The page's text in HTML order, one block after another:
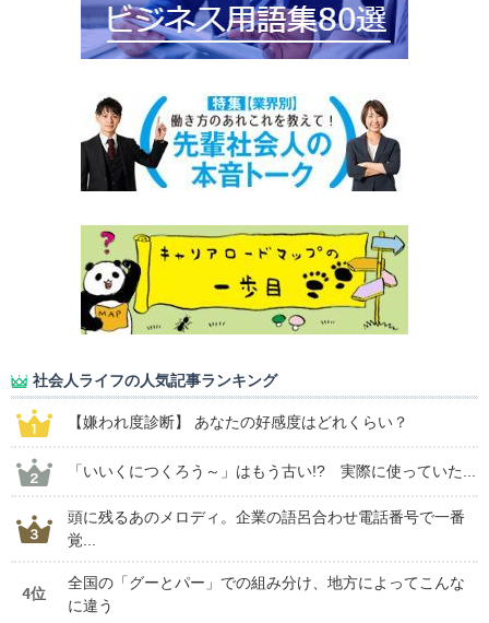
社会人ライフの人気記事ランキング
【嫌われ度診断】 あなたの好感度はどれくらい？
「いいくにつくろう～」はもう古い!? 実際に使っていた...
頭に残るあのメロディ。企業の語呂合わせ電話番号で一番
覚...
4位
全国の「グーとパー」での組み分け、地方によってこんな
に違う